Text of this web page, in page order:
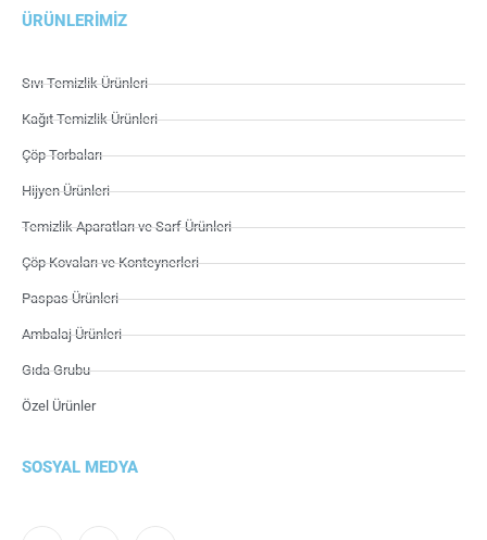
ÜRÜNLERIMIZ
Sıvı Temizlik Ürünleri
Kağıt Temizlik Ürünleri
Çöp Torbaları
Hijyen Ürünleri
Temizlik Aparatları ve Sarf Ürünleri
Çöp Kovaları ve Konteynerleri
Paspas Ürünleri
Ambalaj Ürünleri
Gıda Grubu
Özel Ürünler
SOSYAL MEDYA